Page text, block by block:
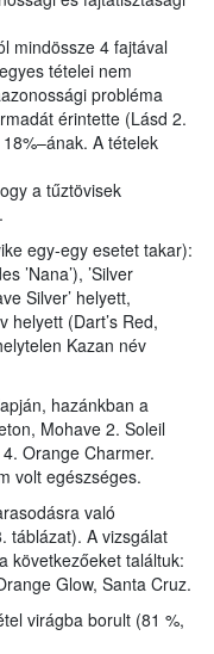
mindössze 4 fajtával
tételei nem
probléma
érintette (Lásd 2.
A tételek
a tűztövisek
egy-egy esetet takar):
’Nana’), ’Silver
Silver’ helyett,
helyett (Dart’s Red,
Kazan név
hazánkban a
Mohave 2. Soleil
Orange Charmer.
volt egészséges.
való
táblázat). A vizsgálat
következőeket találtuk:
Glow, Santa Cruz.
virágba borult (81 %,